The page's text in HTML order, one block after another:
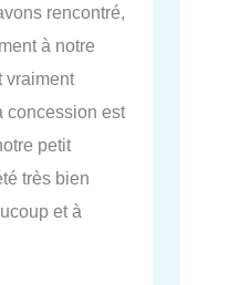
rencontré,
à notre
vraiment
concession est
petit
très bien
et à